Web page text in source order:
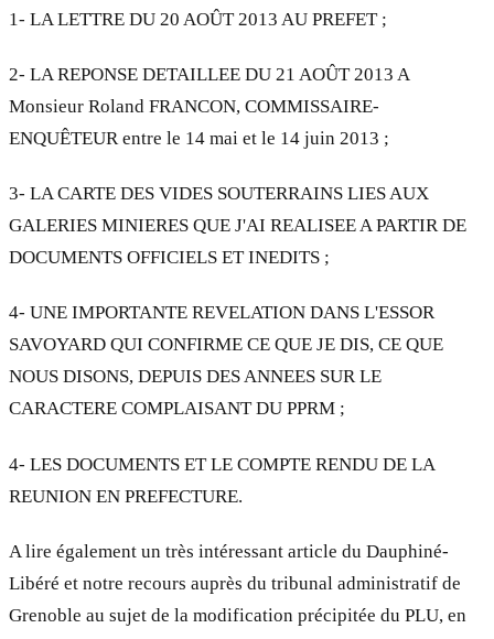
1- LA LETTRE DU 20 AOÛT 2013 AU PREFET ;
2- LA REPONSE DETAILLEE DU 21 AOÛT 2013 A
Monsieur Roland FRANCON, COMMISSAIRE-
ENQUÊTEUR entre le 14 mai et le 14 juin 2013 ;
3- LA CARTE DES VIDES SOUTERRAINS LIES AUX
GALERIES MINIERES QUE J'AI REALISEE A PARTIR DE
DOCUMENTS OFFICIELS ET INEDITS ;
4- UNE IMPORTANTE REVELATION DANS L'ESSOR
SAVOYARD QUI CONFIRME CE QUE JE DIS, CE QUE
NOUS DISONS, DEPUIS DES ANNEES SUR LE
CARACTERE COMPLAISANT DU PPRM ;
4- LES DOCUMENTS ET LE COMPTE RENDU DE LA
REUNION EN PREFECTURE.
A lire également un très intéressant article du Dauphiné-
Libéré et notre recours auprès du tribunal administratif de
Grenoble au sujet de la modification précipitée du PLU, en